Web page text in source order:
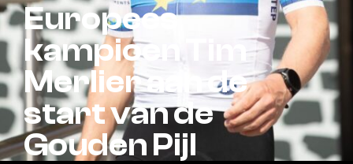
Europees
kampioen Tim
Merlier aan de
start van de
Gouden Pijl